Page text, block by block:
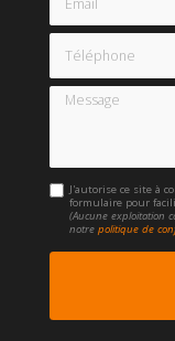
Message
J'autorise ce site à
formulaire pour
(Aucune exploitation
notrepolitique de